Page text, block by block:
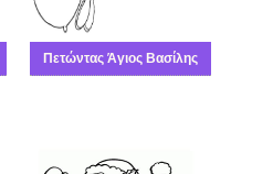
Πετώντας Άγιος Βασίλης